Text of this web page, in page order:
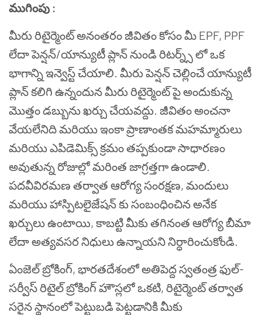
ముగింపు :
మీరు రిటైర్మెంట్ అనంతరం జీవితం కోసం మీ EPF, PPF
లేదా పెన్షన్/యాన్యుటీ ప్లాన్ నుండి రిటర్న్స్ లో ఒక
భాగాన్ని ఇన్వెస్ట్ చేయాలి. మీరు పెన్షన్ చెల్లించే యాన్యుటీ
ప్లాన్ కలిగి ఉన్నందున మీరు రిటైర్మెంట్ పై అందుకున్న
మొత్తం డబ్బును ఖర్చు చేయవద్దు. జీవితం అంచనా
వేయలేనిది మరియు ఇంకా ప్రాణాంతక మహమ్మారులు
మరియు ఎపిడెమిక్స్ క్రమం తప్పకుండా సాధారణం
అవుతున్న రోజుల్లో మరింత జాగ్రత్తగా ఉండాలి.
పదవీవిరమణ తర్వాత ఆరోగ్య సంరక్షణ, మందులు
మరియు హాస్పిటలైజేషన్ కు సంబంధించిన అనేక
ఖర్చులు ఉంటాయి, కాబట్టి మీకు తగినంత ఆరోగ్య బీమా
లేదా అత్యవసర నిధులు ఉన్నాయని నిర్ధారించుకోండి.
ఏంజెల్ బ్రోకింగ్, భారతదేశంలో అతిపెద్ద స్వతంత్ర ఫుల్-
సర్వీస్ రిటైల్ బ్రోకింగ్ హౌస్లలో ఒకటి, రిటైర్మెంట్ తర్వాత
సరైన స్థానంలో పెట్టుబడి పెట్టడానికి మీకు